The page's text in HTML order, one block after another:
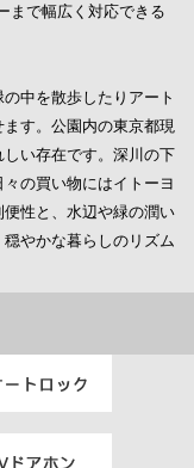
まで幅広く対応できる
中を散歩したりアート
す。公園内の東京都現
い存在です。深川の下
の買い物にはイトーヨ
性と、水辺や緑の潤い
やかな暮らしのリズム